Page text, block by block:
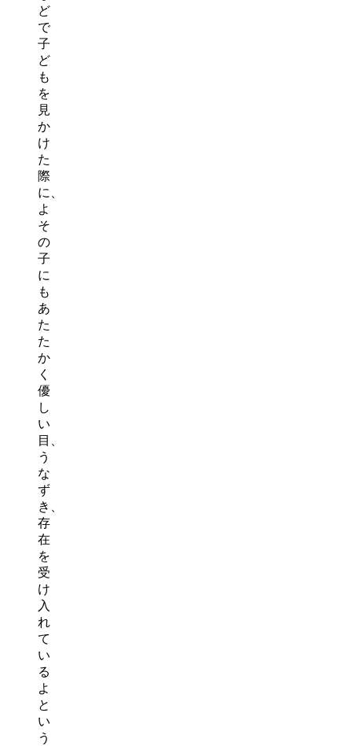
ど
で
子
ど
も
を
見
か
け
た
際
に、
よ
そ
の
子
に
も
あ
た
た
か
く
優
し
い
目、
う
な
ず
き、
存
在
を
受
け
入
れ
て
い
る
よ
と
い
う